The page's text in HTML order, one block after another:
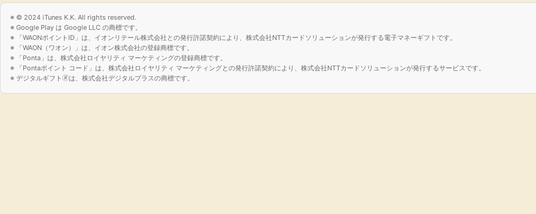
© 2024 iTunes K.K. All rights reserved.
Google Play は Google LLC の商標です。
「WAONポイントID」は、イオンリテール株式会社との発行許諾契約により、株式会社NTTカードソリューションが発行する電子マネーギフトです。
「WAON（ワオン）」は、イオン株式会社の登録商標です。
「Ponta」は、株式会社ロイヤリティ マーケティングの登録商標です。
「Pontaポイント コード」は、株式会社ロイヤリティ マーケティングとの発行許諾契約により、株式会社NTTカードソリューションが発行するサービスです。
デジタルギフト🄬は、株式会社デジタルプラスの商標です。